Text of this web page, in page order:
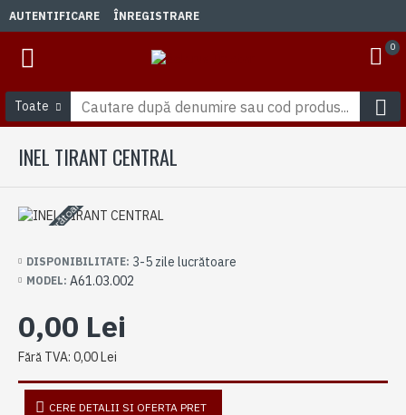
AUTENTIFICARE ÎNREGISTRARE
0
Toate
INEL TIRANT CENTRAL
3-5 zile lucrătoare
DISPONIBILITATE: 3-5 zile lucrătoare
MODEL: A61.03.002
0,00 Lei
Fără TVA: 0,00 Lei
CERE DETALII SI OFERTA PRET